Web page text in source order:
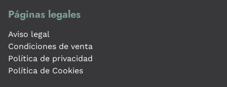
Páginas legales
Aviso legal
Condiciones de venta
Política de privacidad
Política de Cookies